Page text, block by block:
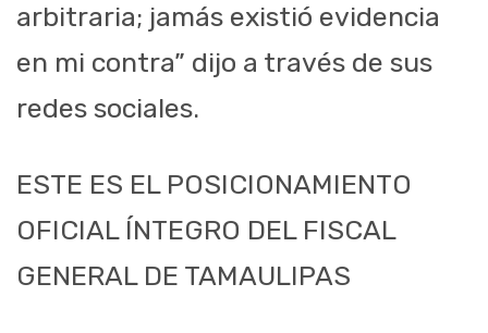
arbitraria; jamás existió evidencia
en mi contra” dijo a través de sus
redes sociales.
ESTE ES EL POSICIONAMIENTO
OFICIAL ÍNTEGRO DEL FISCAL
GENERAL DE TAMAULIPAS